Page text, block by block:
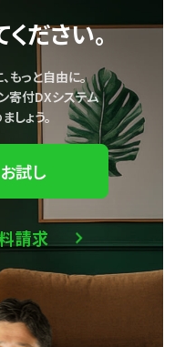
ださい。
もっと自由に。
寄付DXシステム
しょう。
試し
請求